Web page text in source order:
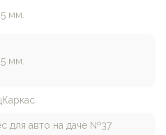
мм.
мм.
для авто на даче №37